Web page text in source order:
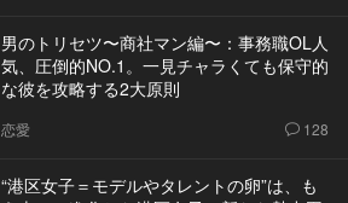
男のトリセツ〜商社マン編〜：事務職OL人
気、圧倒的NO.1。一見チャラくても保守的
な彼を攻略する2大原則
恋愛 128
“港区女子＝モデルやタレントの卵”は、も